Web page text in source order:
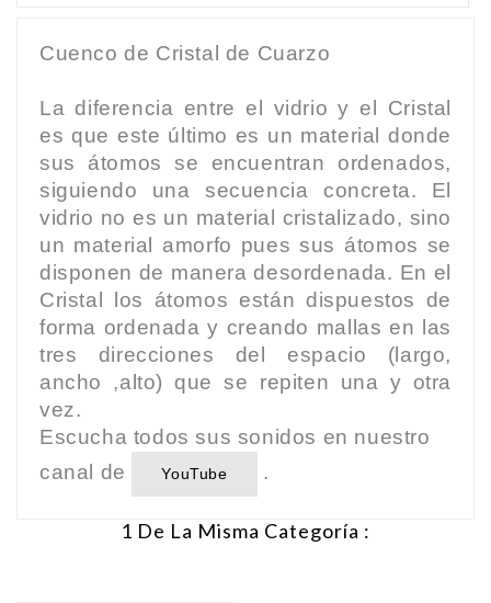
Cuenco de Cristal de Cuarzo
La diferencia entre el vidrio y el Cristal
es que este último es un material donde
sus átomos se encuentran ordenados,
siguiendo una secuencia concreta. El
vidrio no es un material cristalizado, sino
un material amorfo pues sus átomos se
disponen de manera desordenada. En el
Cristal los átomos están dispuestos de
forma ordenada y creando mallas en las
tres direcciones del espacio (largo,
ancho ,alto) que se repiten una y otra
vez.
Escucha todos sus sonidos en nuestro
canal de
YouTube .
1 De La Misma Categoría :